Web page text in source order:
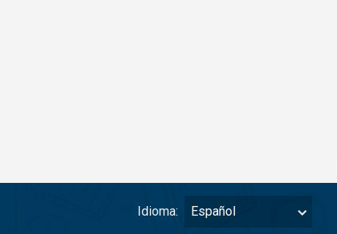
Idioma: Español